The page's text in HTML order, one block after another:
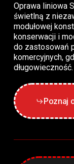
Oprawa liniowa
świetlną z
modułowej
konserwacji i
do zastosowań
komercyjnych,
długowieczność.
Poznaj